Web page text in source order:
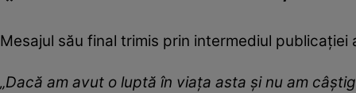
Mesajul său final trimis prin intermediul
„Dacă am avut o luptă în viața asta și nu am